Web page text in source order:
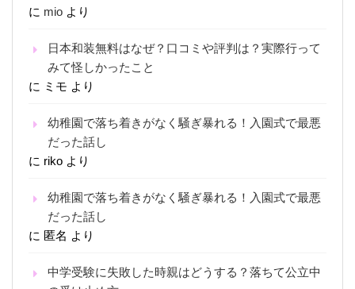
に mio より
日本和装無料はなぜ？口コミや評判は？実際行って
みて怪しかったこと
に ミモ より
幼稚園で落ち着きがなく騒ぎ暴れる！入園式で最悪
だった話し
に riko より
幼稚園で落ち着きがなく騒ぎ暴れる！入園式で最悪
だった話し
に 匿名 より
中学受験に失敗した時親はどうする？落ちて公立中